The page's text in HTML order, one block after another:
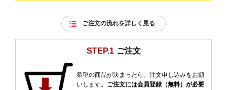
ご注文の流れを詳しく見る
STEP.1 ご注文
希望の商品が決まったら、注文申し込みをお願
いします。 ご注文には会員登録（無料）が必要